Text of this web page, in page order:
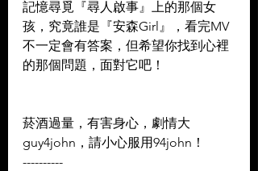
記憶尋覓『尋人啟事』上的那個女
孩，究竟誰是『安森Girl』，看完MV
不一定會有答案，但希望你找到心裡
的那個問題，面對它吧！
菸酒過量，有害身心，劇情大
guy4john，請小心服用94john！
----------